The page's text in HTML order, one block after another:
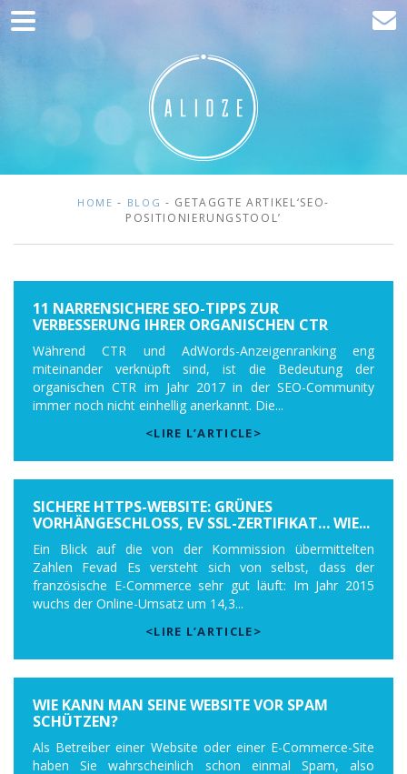
Home
Entwicklung
Kontakt
HOME - BLOG - GETAGGTE ARTIKEL‘SEO-
POSITIONIERUNGSTOOL’
11 NARRENSICHERE SEO-TIPPS ZUR
VERBESSERUNG IHRER ORGANISCHEN CTR
Während CTR und AdWords-Anzeigenranking eng
miteinander verknüpft sind, ist die Bedeutung der
organischen CTR im Jahr 2017 in der SEO-Community
immer noch nicht einhellig anerkannt. Die...
<LIRE L’ARTICLE>
SICHERE HTTPS-WEBSITE: GRÜNES
VORHÄNGESCHLOSS, EV SSL-ZERTIFIKAT… WIE...
Ein Blick auf die von der Kommission übermittelten
Zahlen Fevad Es versteht sich von selbst, dass der
französische E-Commerce sehr gut läuft: Im Jahr 2015
wuchs der Online-Umsatz um 14,3...
<LIRE L’ARTICLE>
WIE KANN MAN SEINE WEBSITE VOR SPAM
SCHÜTZEN?
Als Betreiber einer Website oder einer E-Commerce-Site
haben Sie wahrscheinlich schon einmal Spam, also